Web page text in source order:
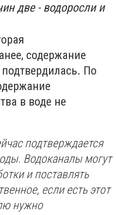
две - водоросли и
содержание
По
в воде не
подтверждается
Водоканалы могут
и поставлять
если есть этот
нужно